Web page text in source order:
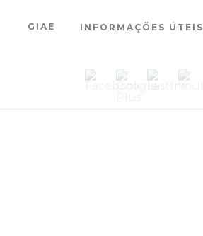
GIAE INFORMAÇÕES ÚTEIS